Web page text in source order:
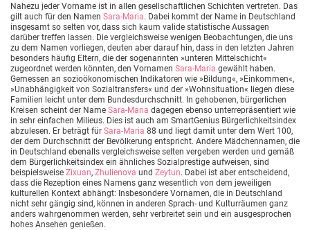
Nahezu jeder Vorname ist in allen gesellschaftlichen Schichten vertreten. Das
gilt auch für den Namen Sara-Maria. Dabei kommt der Name in Deutschland
insgesamt so selten vor, dass sich kaum valide statistische Aussagen
darüber treffen lassen. Die vergleichsweise wenigen Beobachtungen, die uns
zu dem Namen vorliegen, deuten aber darauf hin, dass in den letzten Jahren
besonders häufig Eltern, die der sogenannten »unteren Mittelschicht«
zugeordnet werden könnten, den Vornamen Sara-Maria gewählt haben.
Gemessen an sozioökonomischen Indikatoren wie »Bildung«, »Einkommen«,
»Unabhängigkeit von Sozialtransfers« und der »Wohnsituation« liegen diese
Familien leicht unter dem Bundesdurchschnitt. In gehobenen, bürgerlichen
Kreisen scheint der Name Sara-Maria dagegen ebenso unterrepräsentiert wie
in sehr einfachen Milieus. Dies ist auch am SmartGenius Bürgerlichkeitsindex
abzulesen. Er beträgt für Sara-Maria 88 und liegt damit unter dem Wert 100,
der dem Durchschnitt der Bevölkerung entspricht. Andere Mädchennamen, die
in Deutschland ebenalls vergleichsweise selten vergeben werden und gemäß
dem Bürgerlichkeitsindex ein ähnliches Sozialprestige aufweisen, sind
beispielsweise Zixuan, Zhulienova und Zeytun. Dabei ist aber entscheidend,
dass die Rezeption eines Namens ganz wesentlich von dem jeweiligen
kulturellen Kontext abhängt: Insbesondere Vornamen, die in Deutschland
nicht sehr gängig sind, können in anderen Sprach- und Kulturräumen ganz
anders wahrgenommen werden, sehr verbreitet sein und ein ausgesprochen
hohes Ansehen genießen.